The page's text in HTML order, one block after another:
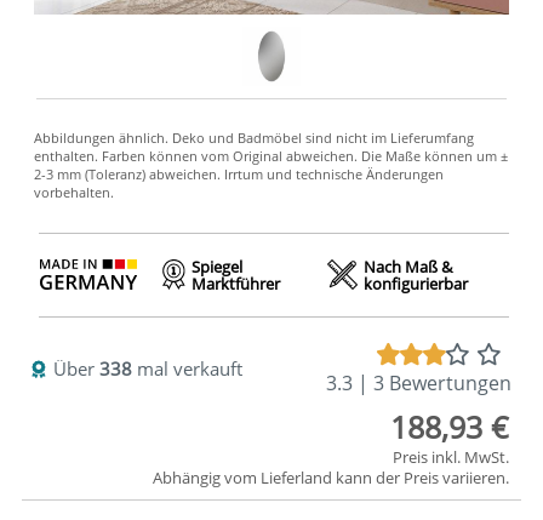
Spiegel
Marktführer
Nach Maß &
konfigurierbar
Über 338 mal verkauft
3.3 | 3 Bewertungen
188,93 €
Preis inkl. MwSt.
Abhängig vom Lieferland kann der Preis variieren.